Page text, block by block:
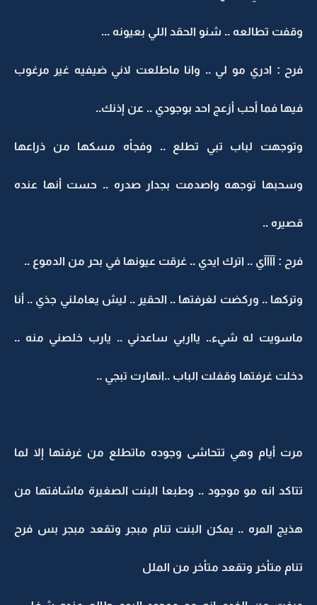
وقفت تطالعه .. شنو الحقد اللي بعيونه ...
فرح : ادري مو لي .. وانا ماطلعت لاني ضيفيه غير مرغوب
فيها فما أحب أزعج احد بوجودي .. عن إذنك..
وتوجهت لباب تبي تطلع .. وفجأه مسكها من ذراعها
وسحبها توجهه واصدمت بجدار صدره .. حست أنها عنده
قصيره ..
فرح : آآآآي .. اترك ايدي .. غرقت عيونها في بحر من الدموع ..
وتركها .. وركضت لغرفتها .. الحقير .. ليش يعاملني جذي .. أنا
ماسويت له شيء.. يااربي ساعدني .. يارب خلصني منه ..
دخلت غرفتها وقفلت الباب ..انهارت تبجي ..
مرت أيام وهي تتحاشى وجوده ماتطلع من غرفتها إلا لما
تتاكد انه مو موجود .. وطبعا البنت الصغيرة ماشافتها من
هذيج المره .. يمكن البنت تنام مبجر وتقعد مبجر بس فرح
تنام متأخر وتقعد متأخر من الملل